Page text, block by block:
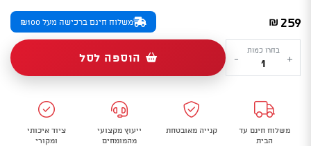
₪ 259 משלוח חינם ברכישה מעל ₪100
+
כמות
של
תאורה(
לתחנת
כוח)
בחרו כמות
- הוספה לסל
משלוח חינם עד
הבית
קנייה מאובטחת
ייעוץ מקצועי
מהמומחים
ציוד איכותי
ומקורי